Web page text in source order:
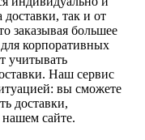
доставки, так и от
заказывая большее
корпоративных
учитывать
Наш сервис
вы сможете
доставки,
нашем сайте.